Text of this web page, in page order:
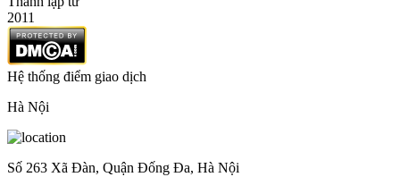
2011
Hệ thống điểm giao dịch
Hà Nội
Số 263 Xã Đàn, Quận Đống Đa, Hà Nội